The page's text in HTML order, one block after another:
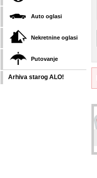
Auto oglasi
Nekretnine oglasi
Putovanje
Arhiva starog ALO!